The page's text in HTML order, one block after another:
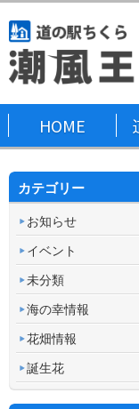
HOME
カテゴリー
お知らせ
イベント
未分類
海の幸情報
花畑情報
誕生花